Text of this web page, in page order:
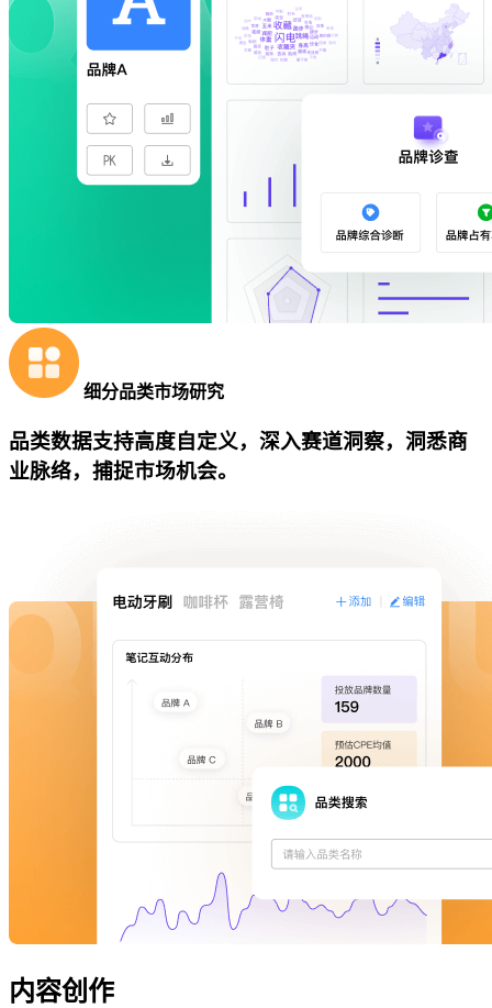
细分品类市场研究
品类数据支持高度自定义，深入赛道洞察，洞悉商
业脉络，捕捉市场机会。
内容创作